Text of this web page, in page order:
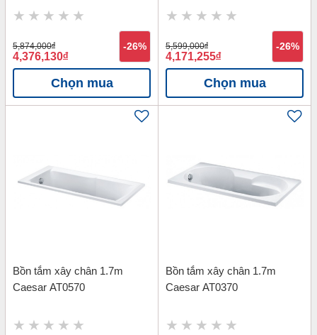
5,874,000đ
4,376,130đ
-26%
Chọn mua
5,599,000đ
4,171,255đ
-26%
Chọn mua
Bồn tắm xây chân 1.7m
Caesar AT0570
Bồn tắm xây chân 1.7m
Caesar AT0370